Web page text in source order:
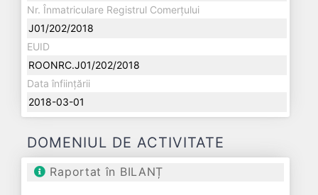
Nr. Înmatriculare Registrul Comerțului
J01/202/2018
EUID
ROONRC.J01/202/2018
Data înființării
2018-03-01
DOMENIUL DE ACTIVITATE
Raportat în BILANȚ